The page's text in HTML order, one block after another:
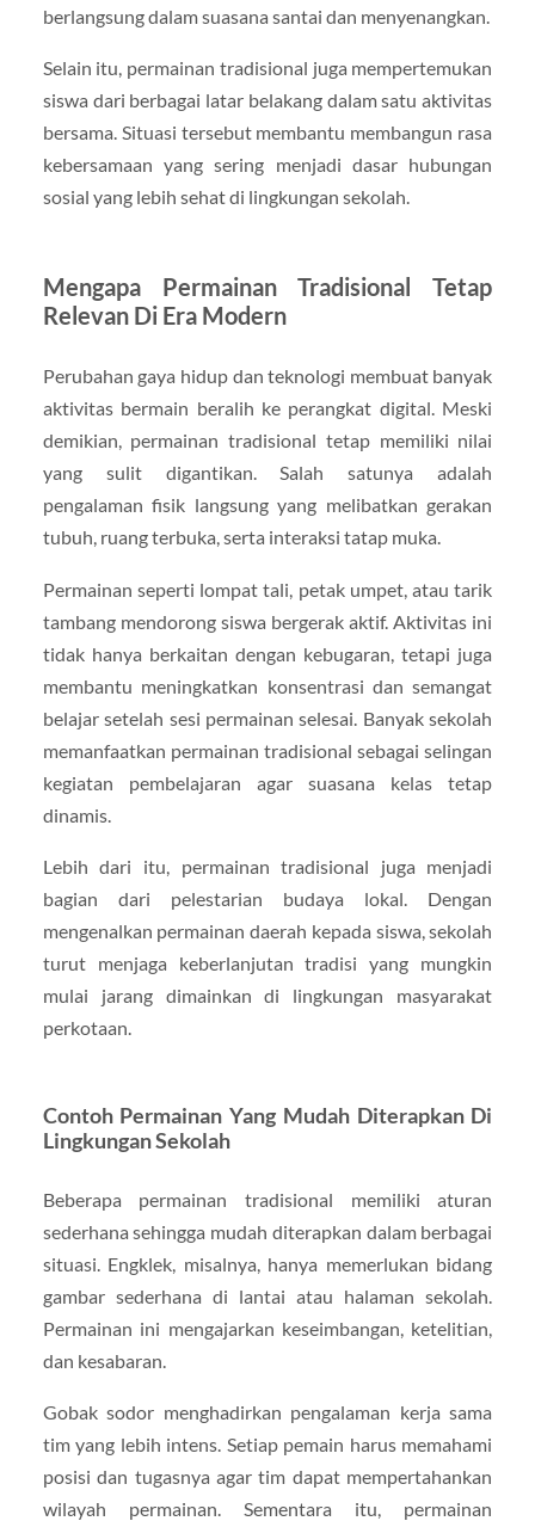
berlangsung dalam suasana santai dan menyenangkan.
Selain itu, permainan tradisional juga mempertemukan
siswa dari berbagai latar belakang dalam satu aktivitas
bersama. Situasi tersebut membantu membangun rasa
kebersamaan yang sering menjadi dasar hubungan
sosial yang lebih sehat di lingkungan sekolah.
Mengapa Permainan Tradisional Tetap
Relevan Di Era Modern
Perubahan gaya hidup dan teknologi membuat banyak
aktivitas bermain beralih ke perangkat digital. Meski
demikian, permainan tradisional tetap memiliki nilai
yang sulit digantikan. Salah satunya adalah
pengalaman fisik langsung yang melibatkan gerakan
tubuh, ruang terbuka, serta interaksi tatap muka.
Permainan seperti lompat tali, petak umpet, atau tarik
tambang mendorong siswa bergerak aktif. Aktivitas ini
tidak hanya berkaitan dengan kebugaran, tetapi juga
membantu meningkatkan konsentrasi dan semangat
belajar setelah sesi permainan selesai. Banyak sekolah
memanfaatkan permainan tradisional sebagai selingan
kegiatan pembelajaran agar suasana kelas tetap
dinamis.
Lebih dari itu, permainan tradisional juga menjadi
bagian dari pelestarian budaya lokal. Dengan
mengenalkan permainan daerah kepada siswa, sekolah
turut menjaga keberlanjutan tradisi yang mungkin
mulai jarang dimainkan di lingkungan masyarakat
perkotaan.
Contoh Permainan Yang Mudah Diterapkan Di
Lingkungan Sekolah
Beberapa permainan tradisional memiliki aturan
sederhana sehingga mudah diterapkan dalam berbagai
situasi. Engklek, misalnya, hanya memerlukan bidang
gambar sederhana di lantai atau halaman sekolah.
Permainan ini mengajarkan keseimbangan, ketelitian,
dan kesabaran.
Gobak sodor menghadirkan pengalaman kerja sama
tim yang lebih intens. Setiap pemain harus memahami
posisi dan tugasnya agar tim dapat mempertahankan
wilayah permainan. Sementara itu, permainan